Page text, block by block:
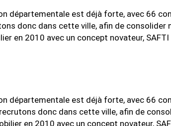
départementale est déjà forte, avec 66
donc dans cette ville, afin de
en 2010 avec un concept novateur,
départementale est déjà forte, avec 66
donc dans cette ville, afin de
en 2010 avec un concept novateur,